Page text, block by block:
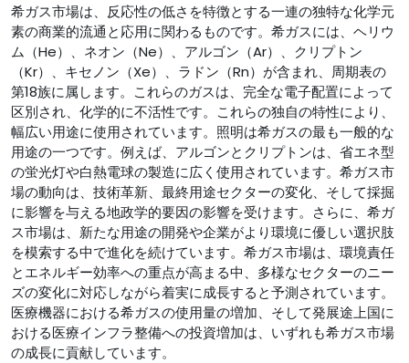
希ガス市場は、反応性の低さを特徴とする一連の独特な化学元
素の商業的流通と応用に関わるものです。希ガスには、ヘリウ
ム（He）、ネオン（Ne）、アルゴン（Ar）、クリプトン
（Kr）、キセノン（Xe）、ラドン（Rn）が含まれ、周期表の
第18族に属します。これらのガスは、完全な電子配置によって
区別され、化学的に不活性です。これらの独自の特性により、
幅広い用途に使用されています。照明は希ガスの最も一般的な
用途の一つです。例えば、アルゴンとクリプトンは、省エネ型
の蛍光灯や白熱電球の製造に広く使用されています。希ガス市
場の動向は、技術革新、最終用途セクターの変化、そして採掘
に影響を与える地政学的要因の影響を受けます。さらに、希ガ
ス市場は、新たな用途の開発や企業がより環境に優しい選択肢
を模索する中で進化を続けています。希ガス市場は、環境責任
とエネルギー効率への重点が高まる中、多様なセクターのニー
ズの変化に対応しながら着実に成長すると予測されています。
医療機器における希ガスの使用量の増加、そして発展途上国に
おける医療インフラ整備への投資増加は、いずれも希ガス市場
の成長に貢献しています。